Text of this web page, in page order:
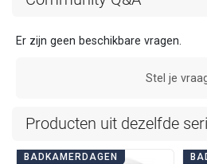
Er zijn geen beschikbare vragen.
Stel je
Producten uit dezelfde
BADKAMERDAGEN